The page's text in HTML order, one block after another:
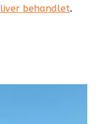
behandlet.